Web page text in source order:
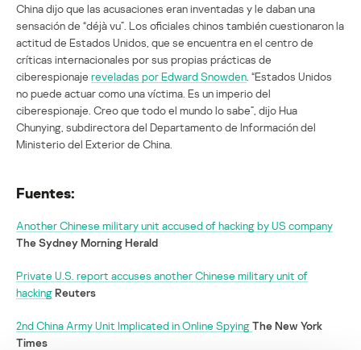
China dijo que las acusaciones eran inventadas y le daban una
sensación de “déjà vu”. Los oficiales chinos también cuestionaron la
actitud de Estados Unidos, que se encuentra en el centro de
críticas internacionales por sus propias prácticas de
ciberespionaje reveladas por Edward Snowden . “Estados Unidos
no puede actuar como una víctima. Es un imperio del
ciberespionaje. Creo que todo el mundo lo sabe”, dijo Hua
Chunying, subdirectora del Departamento de Información del
Ministerio del Exterior de China.
Fuentes:
Another Chinese military unit accused of hacking by US company
The Sydney Morning Herald
Private U.S. report accuses another Chinese military unit of
hackingReuters
2nd China Army Unit Implicated in Online SpyingThe New York
Times